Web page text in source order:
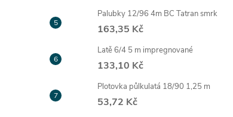
Palubky 12/96 4m BC Tatran smrk
163,35 Kč
Latě 6/4 5 m impregnované
133,10 Kč
Plotovka půlkulatá 18/90 1,25 m
53,72 Kč